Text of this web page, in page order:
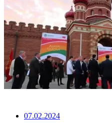
07.02.2024